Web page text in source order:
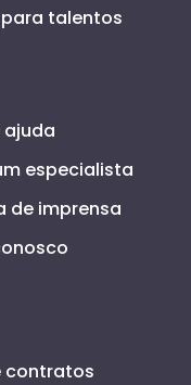
talentos
especialista
de imprensa
contratos